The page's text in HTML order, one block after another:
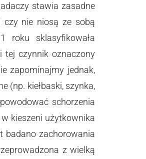
stawia zasadne
czy nie niosą ze sobą
roku sklasyfikowała
czynnik oznaczony
zapominajmy jednak,
(np. kiełbaski, szynka,
schorzenia
kieszeni użytkownika
badano zachorowania
z wielką